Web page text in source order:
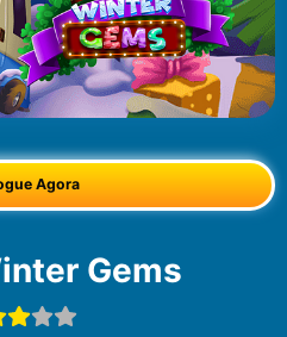
Agora
Gems